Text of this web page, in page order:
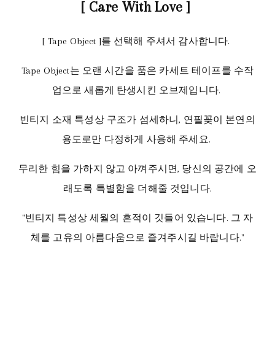
[ Care With Love ]
[ Tape Object ]를 선택해 주셔서 감사합니다.
Tape Object는 오랜 시간을 품은 카세트 테이프를 수작
업으로 새롭게 탄생시킨 오브제입니다.
빈티지 소재 특성상 구조가 섬세하니, 연필꽂이 본연의
용도로만 다정하게 사용해 주세요.
무리한 힘을 가하지 않고 아껴주시면, 당신의 공간에 오
래도록 특별함을 더해줄 것입니다.
"빈티지 특성상 세월의 흔적이 깃들어 있습니다. 그 자
체를 고유의 아름다움으로 즐겨주시길 바랍니다."